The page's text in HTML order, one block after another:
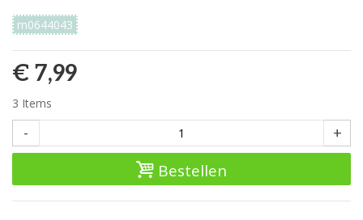
m0644043
€ 7,99
3 Items
- +
Bestellen